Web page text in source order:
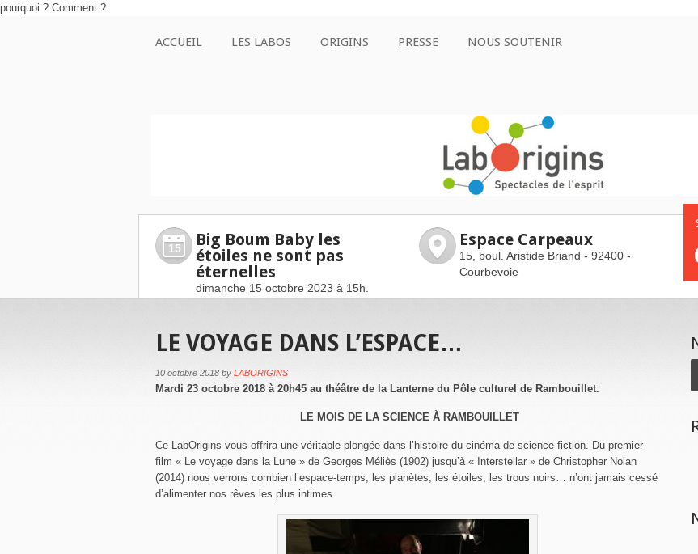
pourquoi ? Comment ?
ACCUEIL LES LABOS ORIGINS PRESSE NOUS SOUTENIR
15
Big Boum Baby les
étoiles ne sont pas
éternelles
dimanche 15 octobre 2023 à 15h.
Espace Carpeaux
15, boul. Aristide Briand - 92400 -
Courbevoie
LE VOYAGE DANS L’ESPACE…
10 octobre 2018 by LABORIGINS
Mardi 23 octobre 2018 à 20h45 au théâtre de la Lanterne du Pôle culturel de Rambouillet.
LE MOIS DE LA SCIENCE À RAMBOUILLET
Ce LabOrigins vous offrira une véritable plongée dans l’histoire du cinéma de science fiction. Du premier
film « Le voyage dans la Lune » de Georges Méliès (1902) jusqu’à « Interstellar » de Christopher Nolan
(2014) nous verrons combien l’espace-temps, les planètes, les étoiles, les trous noirs… n’ont jamais cessé
d’alimenter nos rêves les plus intimes.